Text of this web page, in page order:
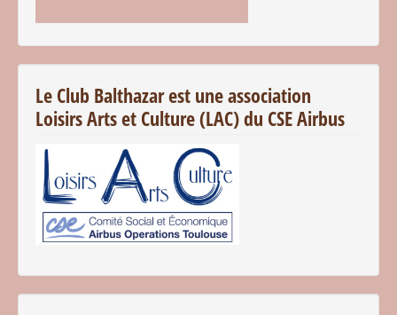
Le Club Balthazar est une association
Loisirs Arts et Culture (LAC) du CSE Airbus